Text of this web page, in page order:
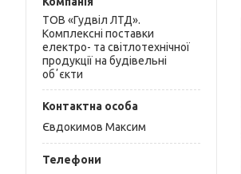
ТОВ «Гудвіл ЛТД».
Комплексні поставки
електро- та світлотехнічної
продукції на будівельні
обʼєкти
Євдокимов Максим